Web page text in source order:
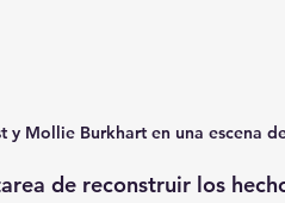
y Mollie Burkhart en una escena
de reconstruir los